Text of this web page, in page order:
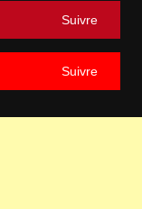
Suivre
Suivre